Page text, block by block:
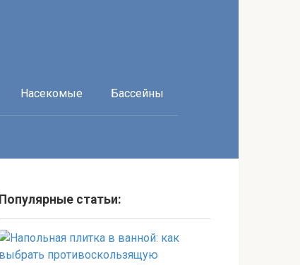
Насекомые Бассейны
Популярные статьи: